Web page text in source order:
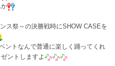
ス祭～の決勝戦時にSHOW CASEを
ントなんで普通に楽しく踊ってくれ
ントしますよ